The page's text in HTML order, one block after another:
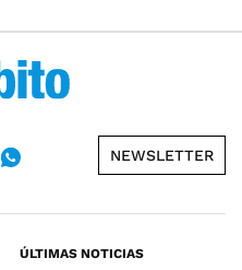
NEWSLETTER
ÚLTIMAS NOTICIAS